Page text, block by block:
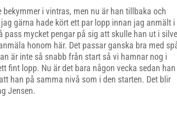
bekymmer i vintras, men nu är han tillbaka och
gärna hade kört ett par lopp innan jag anmält i
pass mycket pengar på sig att skulle han ut i
honom här. Det passar ganska bra med
är inte så snabb från start så vi hamnar nog i
fint lopp. Nu är det bara någon vecka sedan han
han på samma nivå som i den starten. Det blir
Jensen.